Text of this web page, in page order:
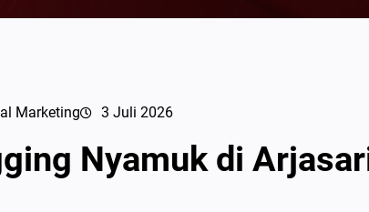
Marketing 3 Juli 2026
Nyamuk di